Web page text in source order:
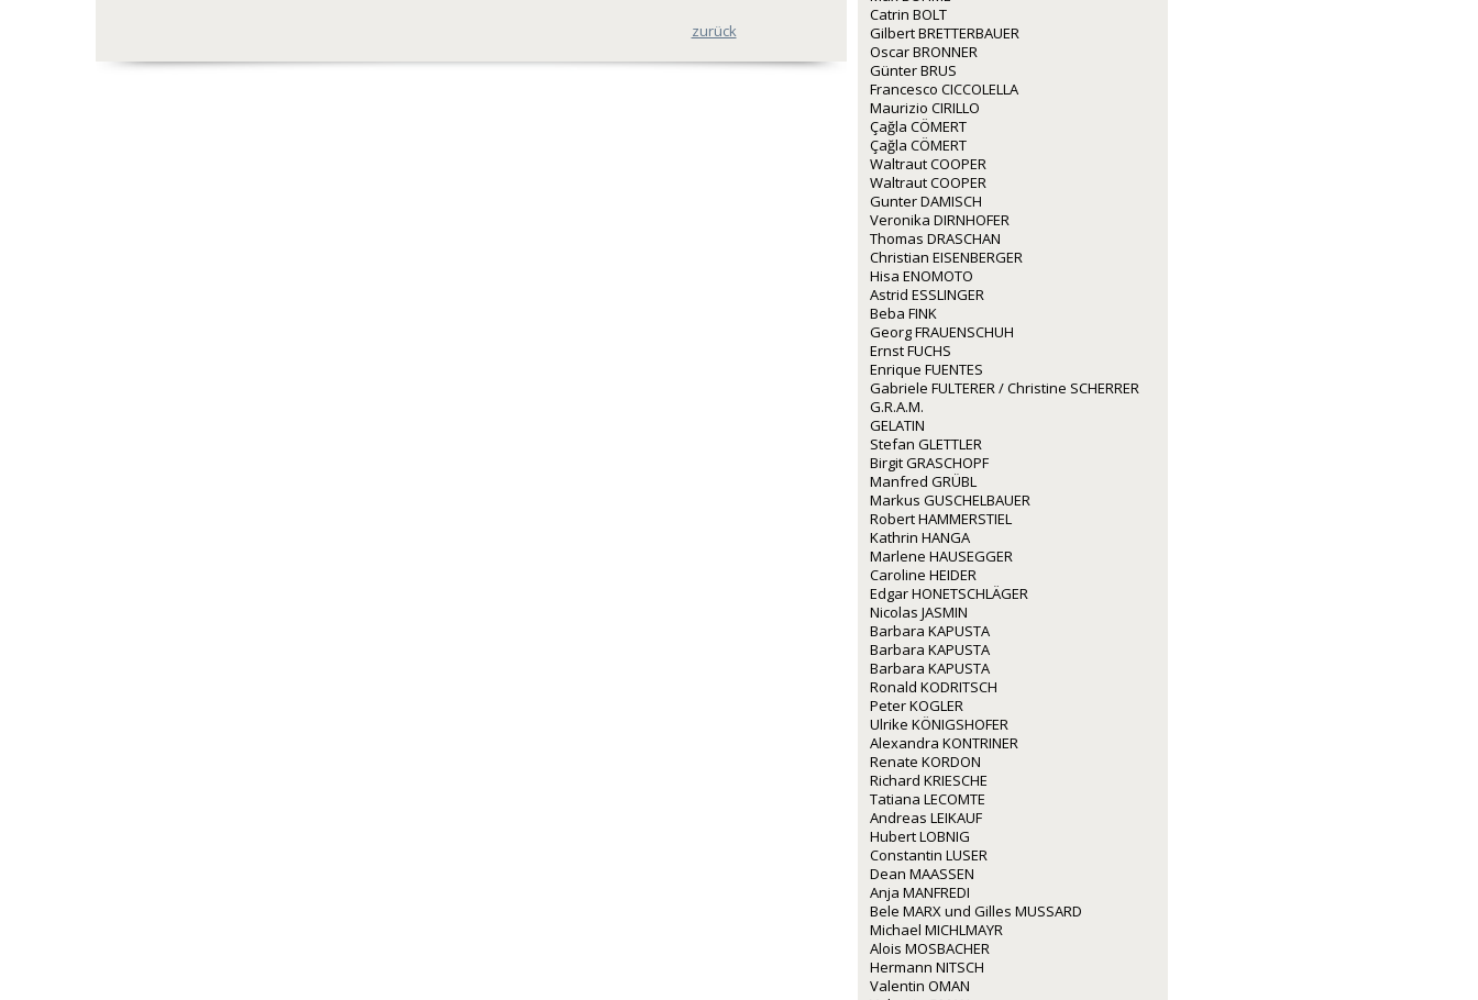
zurück
Catrin BOLT
Gilbert BRETTERBAUER
Oscar BRONNER
Günter BRUS
Francesco CICCOLELLA
Maurizio CIRILLO
Çağla CÖMERT
Çağla CÖMERT
Waltraut COOPER
Waltraut COOPER
Gunter DAMISCH
Veronika DIRNHOFER
Thomas DRASCHAN
Christian EISENBERGER
Hisa ENOMOTO
Astrid ESSLINGER
Beba FINK
Georg FRAUENSCHUH
Ernst FUCHS
Enrique FUENTES
Gabriele FULTERER / Christine SCHERRER
G.R.A.M.
GELATIN
Stefan GLETTLER
Birgit GRASCHOPF
Manfred GRÜBL
Markus GUSCHELBAUER
Robert HAMMERSTIEL
Kathrin HANGA
Marlene HAUSEGGER
Caroline HEIDER
Edgar HONETSCHLÄGER
Nicolas JASMIN
Barbara KAPUSTA
Barbara KAPUSTA
Barbara KAPUSTA
Ronald KODRITSCH
Peter KOGLER
Ulrike KÖNIGSHOFER
Alexandra KONTRINER
Renate KORDON
Richard KRIESCHE
Tatiana LECOMTE
Andreas LEIKAUF
Hubert LOBNIG
Constantin LUSER
Dean MAASSEN
Anja MANFREDI
Bele MARX und Gilles MUSSARD
Michael MICHLMAYR
Alois MOSBACHER
Hermann NITSCH
Valentin OMAN